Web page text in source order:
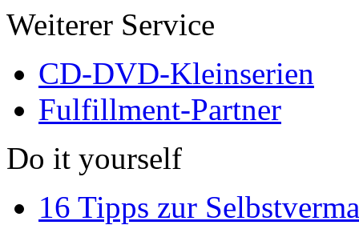
Weiterer Service
CD-DVD-Kleinserien
Fulfillment-Partner
Do it yourself
16 Tipps zur